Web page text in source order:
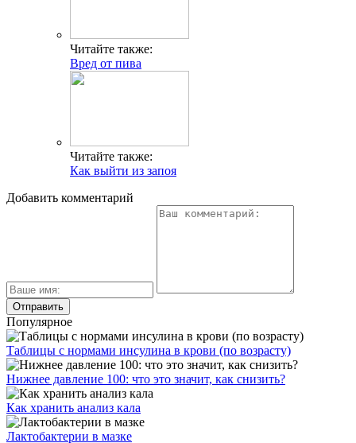
Читайте также:
Вред от пива
Читайте также:
Как выйти из запоя
Добавить комментарий
Популярное
Таблицы с нормами инсулина в крови (по возрасту)
Нижнее давление 100: что это значит, как снизить?
Как хранить анализ кала
Лактобактерии в мазке